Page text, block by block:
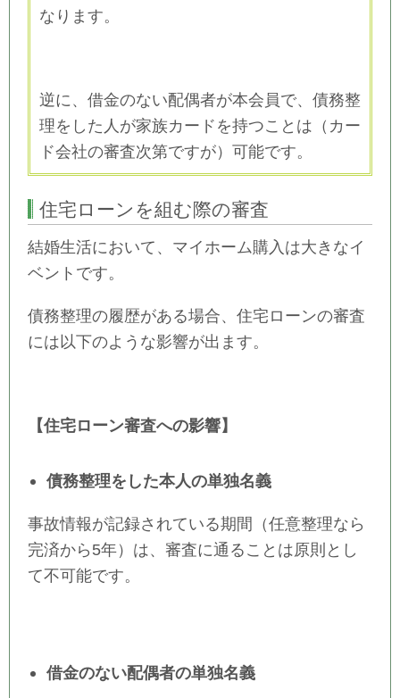
なります。
逆に、借金のない配偶者が本会員で、債務整
理をした人が家族カードを持つことは（カー
ド会社の審査次第ですが）可能です。
住宅ローンを組む際の審査
結婚生活において、マイホーム購入は大きなイ
ベントです。
債務整理の履歴がある場合、住宅ローンの審査
には以下のような影響が出ます。
【住宅ローン審査への影響】
債務整理をした本人の単独名義
事故情報が記録されている期間（任意整理なら
完済から5年）は、審査に通ることは原則とし
て不可能です。
借金のない配偶者の単独名義